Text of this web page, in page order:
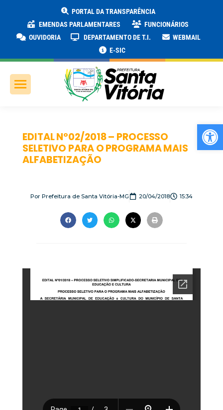
PORTAL DA TRANSPARÊNCIA
EMENDAS PARLAMENTARES
FUNCIONÁRIOS
OUVIDORIA
DEPARTAMENTO DE T.I.
WEBMAIL
E-SIC
EDITAL Nº02/2018 – PROCESSO
SELETIVO PARA O PROGRAMA MAIS
ALFABETIZAÇÃO
Por Prefeitura de Santa Vitória-MG 20/04/2018 15:34